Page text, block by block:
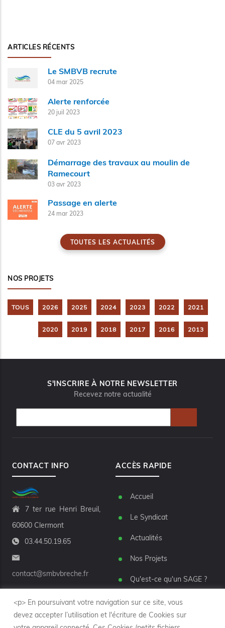
ARTICLES RÉCENTS
Le SMBVB recrute
04 mar 2025
Alerte renforcée
20 juil 2023
CLE du 5 avril 2023
07 avr 2023
Démarrage des travaux au moulin de
Ramecourt
03 avr 2023
Passage en alerte
24 mar 2023
TOUTES LES ACTUALITÉS
NOS PROJETS
TOUS 2026 2025 2024 2023 2022 2021
2020 2019 2018 2017 2016 2013
S'INSCRIRE À NOTRE NEWSLETTER
Recevez notre actualité
CONTACT INFO
7 ter rue Henri Breuil,
60600 Clermont
03.44.50.19.65
contact@smbvbreche.fr
ACCÈS RAPIDE
Accueil
Le Syndicat
Actualités
Nos Projets
Qu'est-ce qu'un SAGE ?
Marchés publics
Nos partenaires
<p> En poursuivant votre navigation sur ce site, vous
devez accepter l’utilisation et l'écriture de Cookies sur